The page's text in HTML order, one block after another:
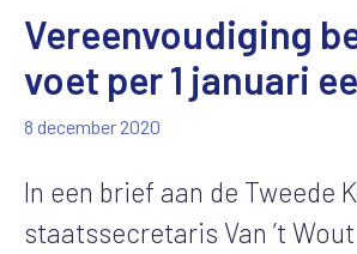
Vereenvoudiging
voet per 1 januari
8 december 2020
In een brief aan de Tweede
staatssecretaris Van ’t Wout